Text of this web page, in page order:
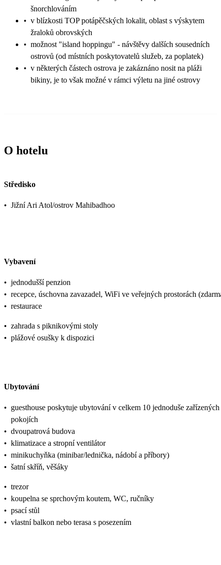
šnorchlováním
• v blízkosti TOP potápěčských lokalit, oblast s výskytem
žraloků obrovských
• možnost "island hoppingu" - návštěvy dalších sousedních
ostrovů (od místních poskytovatelů služeb, za poplatek)
• v některých částech ostrova je zakáznáno nosit na pláži
bikiny, je to však možné v rámci výletu na jiné ostrovy
O hotelu
Středisko
• Jižní Ari Atol/ostrov Mahibadhoo
Vybavení
• jednodušší penzion
• recepce, úschovna zavazadel, WiFi ve veřejných prostorách
• restaurace
• zahrada s piknikovými stoly
• plážové osušky k dispozici
Ubytování
• guesthouse poskytuje ubytování v celkem 10 jednoduše zařízených
pokojích
• dvoupatrová budova
• klimatizace a stropní ventilátor
• minikuchyňka (minibar/lednička, nádobí a příbory)
• šatní skříň, věšáky
• trezor
• koupelna se sprchovým koutem, WC, ručníky
• psací stůl
• vlastní balkon nebo terasa s posezením